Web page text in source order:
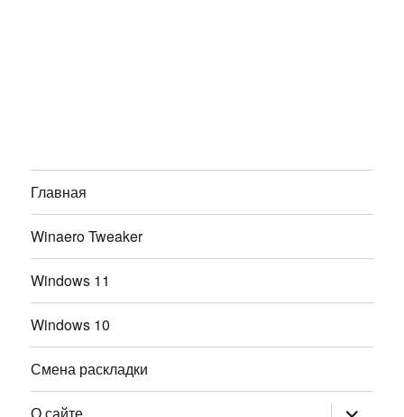
Главная
Winaero Tweaker
Windows 11
Windows 10
Смена раскладки
раскрыть